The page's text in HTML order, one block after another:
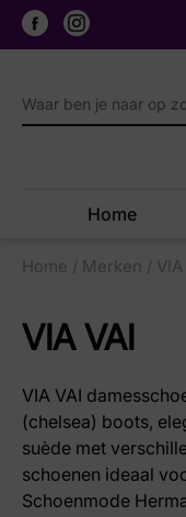
Home
Home / Merken / VIA
VIA VAI
VIA VAI
(chelsea) boots,
suède met
schoenen ideaal
Schoenmode